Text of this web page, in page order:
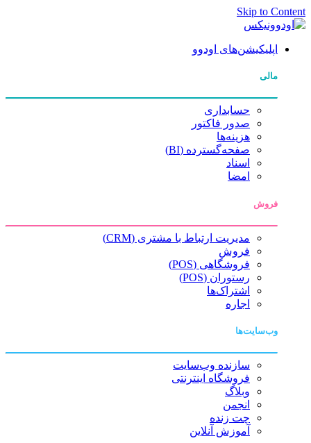
Skip to Content
اپلیکیشن‌های اودوو
مالی
حسابداری
صدور فاکتور
هزینه‌ها
صفحه‌گسترده (BI)
اسناد
امضا
فروش
مدیریت ارتباط با مشتری (CRM)
فروش
فروشگاهی (POS)
رستوران (POS)
اشتراک‌ها
اجاره
وب‌سایت‌ها
سازنده وب‌سایت
فروشگاه اینترنتی
وبلاگ
انجمن
چت زنده
آموزش آنلاین